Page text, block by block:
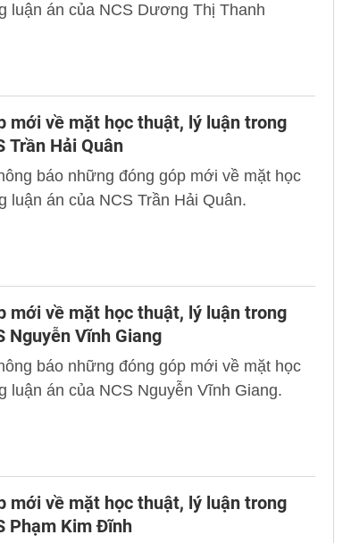
luận án của NCS Dương Thị Thanh
mới về mặt học thuật, lý luận trong
Trần Hải Quân
báo những đóng góp mới về mặt học
luận án của NCS Trần Hải Quân.
mới về mặt học thuật, lý luận trong
Nguyễn Vĩnh Giang
báo những đóng góp mới về mặt học
luận án của NCS Nguyễn Vĩnh Giang.
mới về mặt học thuật, lý luận trong
Phạm Kim Đĩnh